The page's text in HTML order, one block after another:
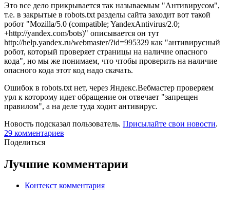
Это все дело прикрывается так называемым "Антивирусом",
т.е. в закрытые в robots.txt разделы сайта заходит вот такой
робот "Mozilla/5.0 (compatible; YandexAntivirus/2.0;
+http://yandex.com/bots)" описывается он тут
http://help.yandex.ru/webmaster/?id=995329 как "антивирусный
робот, который проверяет страницы на наличие опасного
кода", но мы же понимаем, что чтобы проверить на наличие
опасного кода этот код надо скачать.
Ошибок в robots.txt нет, через Яндекс.Вебмастер проверяем
урл к которому идет обращение он отвечает "запрещен
правилом", а на деле туда ходит антивирус.
Новость подсказал пользователь. Присылайте свои новости.
29 комментариев
Поделиться
Лучшие комментарии
Контекст комментария